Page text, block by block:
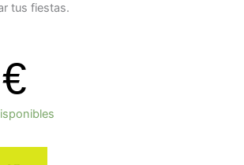
tus fiestas.
€